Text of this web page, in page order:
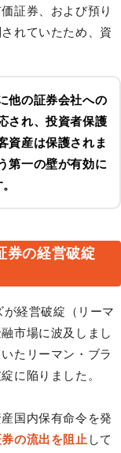
証券、および預り
れていたため、資
他の証券会社への
され、投資者保護
資産は保護されま
第一の壁が有効に
券の経営破綻
経営破綻（リーマ
市場に波及しまし
たリーマン・ブラ
に陥りました。
国内保有命令を発
の流出を阻止 して